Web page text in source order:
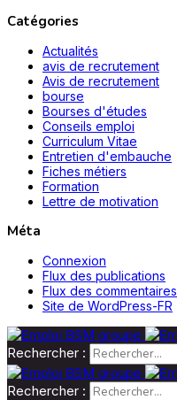
Catégories
Actualités
avis de recrutement
Avis de recrutement
bourse
Bourses d'études
Conseils emploi
Curriculum Vitae
Entretien d'embauche
Fiches métiers
Formation
Lettre de motivation
Méta
Connexion
Flux des publications
Flux des commentaires
Site de WordPress-FR
Rechercher :
Rechercher :